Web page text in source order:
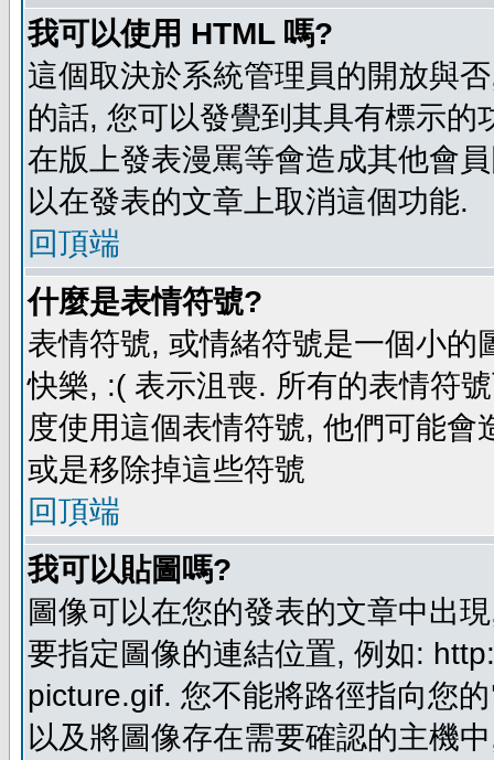
我可以使用 HTML 嗎?
這個取決於系統管理員的開放與
的話, 您可以發覺到其具有標示
在版上發表漫罵等會造成其他會
以在發表的文章上取消這個功能.
回頂端
什麼是表情符號?
表情符號, 或情緒符號是一個小
快樂, :( 表示沮喪. 所有的表情符
度使用這個表情符號, 他們可能
或是移除掉這些符號
回頂端
我可以貼圖嗎?
圖像可以在您的發表的文章中出
要指定圖像的連結位置, 例如:
picture.gif. 您不能將路徑指向您
以及將圖像存在需要確認的主機